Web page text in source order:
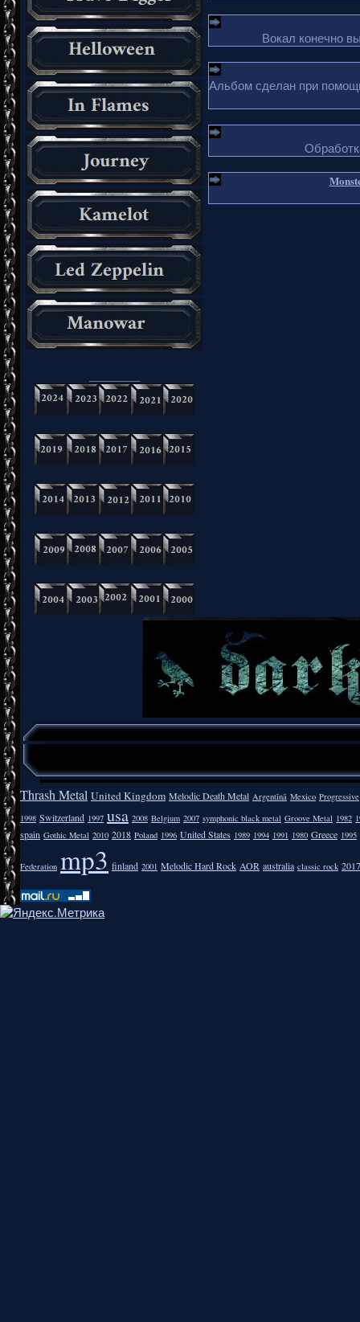
Вокал конечно
Альбом сделан при
Thrash Metal United Kingdom Melodic Death Metal Argentīnā Mexico Progressive
1998 Switzerland 1997 usa 2008 Belgium 2007 symphonic black metal Groove Metal 1982
spain Gothic Metal 2010 2018 Poland 1996 United States 1989 1994 1991 1980 Greece 1995
Federation mp3 finland 2001 Melodic Hard Rock AOR australia classic rock 2017